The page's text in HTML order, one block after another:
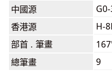
中國源
香港源
H-
部首 . 筆畫
總筆畫
9